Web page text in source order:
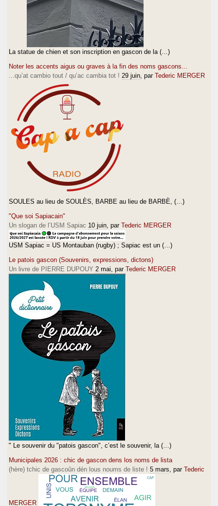
La statue de chien et son inscription en gascon de la (…)
Noter les accents aigus ou graves à la fin des noms gascons...
...qu’at cambio tout / qu’ac cambia tot ! 29 juin , par Tederic MERGER
SOULES au lieu de SOULÈS, BARBE au lieu de BARBÈ, (…)
"Que soi Sapiacain"
Un slogan de l’USM Sapiac 10 juin , par Tederic MERGER
USM Sapiac = US Montauban (rugby) ; Sapiac est un (…)
Le patois gascon (Souvenirs, expressions, dictons)
Un livre de PIERRE DUPOUY 2 mai , par Tederic MERGER
" Le souvenir du "patois gascon", c’est le souvenir, la (…)
Municipales 2026 : chic de gascon dens los noms de lista
(hère) tchic de gascoûn dén lous noums de liste ! 5 mars , par Tederic
MERGER